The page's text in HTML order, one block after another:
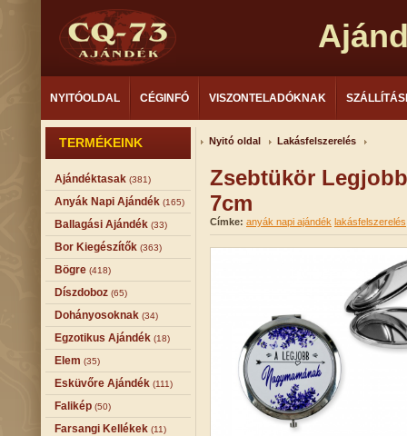
NYITÓOLDAL CÉGINFÓ VISZONTELADÓKNAK
TERMÉKEINK
Ajándéktasak (381)
Anyák Napi Ajándék (165)
Ballagási Ajándék (33)
Bor Kiegészítők (363)
Bögre (418)
Díszdoboz (65)
Dohányosoknak (34)
Egzotikus Ajándék (18)
Elem (35)
Esküvőre Ajándék (111)
Falikép (50)
Farsangi Kellékek (11)
Nyitó oldal Lakásfelszerelés
Zsebtükör
7cm
Címke: anyák napi ajándék lakásfelszerelés